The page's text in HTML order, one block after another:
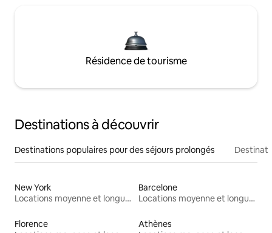
Résidence de tourisme
Destinations à découvrir
Destinations populaires pour des séjours prolongés
New York
Locations moyenne et longue durée
Barcelone
Locations moyenne et longue durée
Florence
Athènes